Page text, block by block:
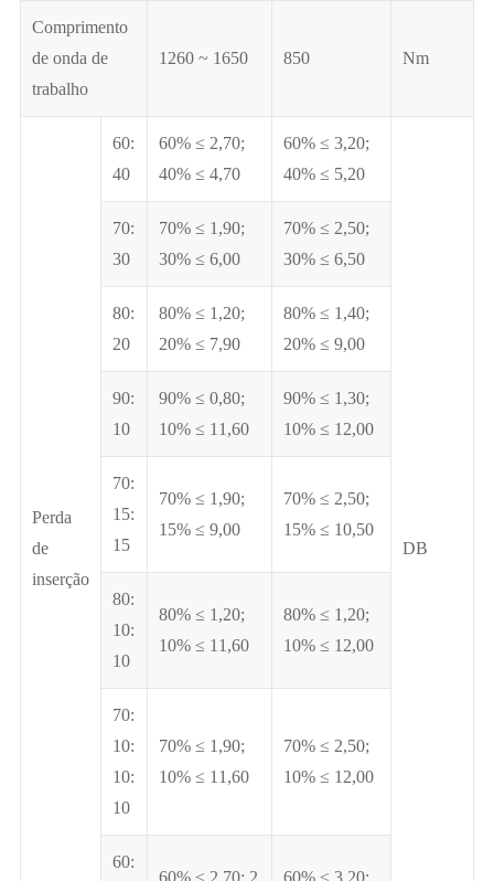
Comprimento
de onda de
trabalho
1260 ~ 1650 850 Nm
Perda
de
inserção
60:
40
60% ≤ 2,70;
40% ≤ 4,70
60% ≤ 3,20;
40% ≤ 5,20
DB
70:
30
70% ≤ 1,90;
30% ≤ 6,00
70% ≤ 2,50;
30% ≤ 6,50
80:
20
80% ≤ 1,20;
20% ≤ 7,90
80% ≤ 1,40;
20% ≤ 9,00
90:
10
90% ≤ 0,80;
10% ≤ 11,60
90% ≤ 1,30;
10% ≤ 12,00
70:
15:
15
70% ≤ 1,90;
15% ≤ 9,00
70% ≤ 2,50;
15% ≤ 10,50
80:
10:
10
80% ≤ 1,20;
10% ≤ 11,60
80% ≤ 1,20;
10% ≤ 12,00
70:
10:
10:
10
70% ≤ 1,90;
10% ≤ 11,60
70% ≤ 2,50;
10% ≤ 12,00
60:
60% ≤ 2,70; 2
60% ≤ 3,20;